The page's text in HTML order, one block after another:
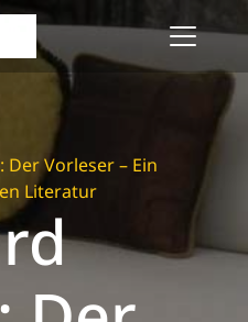
Vorleser – Ein
Literatur